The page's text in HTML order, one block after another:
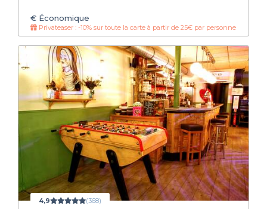
€ Économique
Privateaser : -10% sur toute la carte à partir de 25€ par personne
4,9 (368)